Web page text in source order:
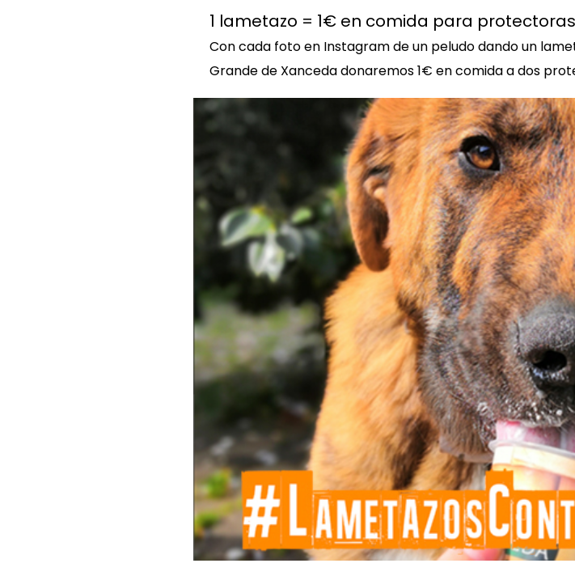
1 lametazo = 1€ en comida para protectoras
Con cada foto en Instagram de un peludo dando un
Grande de Xanceda donaremos 1€ en comida a dos